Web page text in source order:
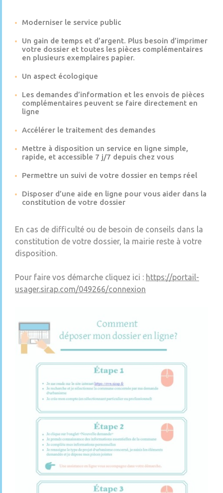
Moderniser le service public
Un gain de temps et d’argent. Plus besoin d’imprimer
votre dossier et toutes les pièces complémentaires
en plusieurs exemplaires papier.
Un aspect écologique
Les demandes d’information et les envois de pièces
complémentaires peuvent se faire directement en
ligne
Accélérer le traitement des demandes
Mettre à disposition un service en ligne simple,
rapide, et accessible 7 j/7 depuis chez vous
Permettre un suivi de votre dossier en temps réel
Disposer d’une aide en ligne pour vous aider dans la
constitution de votre dossier
En cas de difficulté ou de besoin de conseils dans la
constitution de votre dossier, la mairie reste à votre
disposition.
Pour faire vos démarche cliquez ici : https://portail-
usager.sirap.com/049266/connexion